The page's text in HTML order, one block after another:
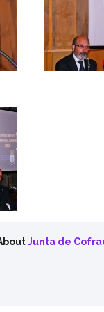
Junta de